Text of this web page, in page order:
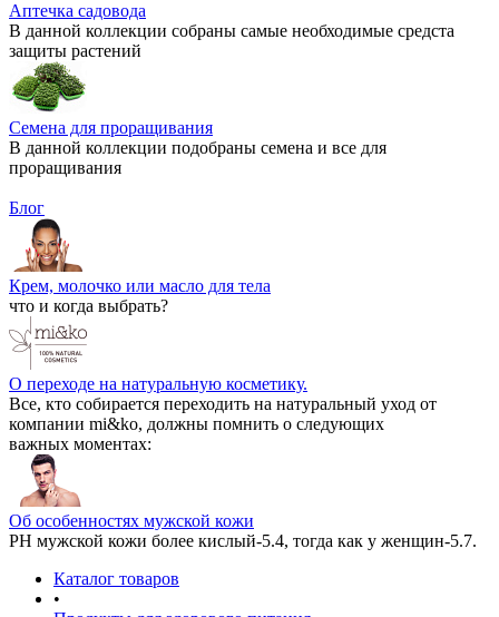
Аптечка садовода
В данной коллекции собраны самые необходимые средста
защиты растений
Семена для проращивания
В данной коллекции подобраны семена и все для
проращивания
Блог
Крем, молочко или масло для тела
что и когда выбрать?
О переходе на натуральную косметику.
Все, кто собирается переходить на натуральный уход от
компании mi&ko, должны помнить о следующих
важных моментах:
Об особенностях мужской кожи
РН мужской кожи более кислый-5.4, тогда как у женщин-5.7.
Каталог товаров
•